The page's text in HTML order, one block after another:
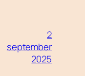
2
september
2025